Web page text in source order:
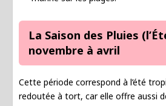
La Saison des Pluies
novembre à avril
Cette période correspond à l’été
redoutée à tort, car elle offre aussi